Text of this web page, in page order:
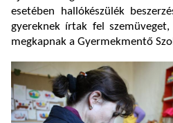
esetében hallókészülék
gyereknek írtak fel
megkapnak a Gyermekmentő